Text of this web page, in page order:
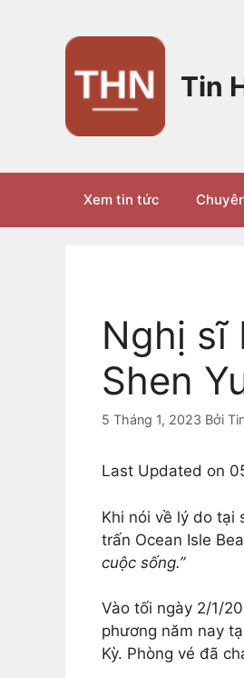
Tin
Xem tin tức
Nghị sĩ
Shen
5 Tháng 1, 2023 Bởi
Last Updated on
Khi nói về lý do tại
trấn Ocean Isle
cuộc sống.”
Vào tối ngày 2/1/
phương năm nay
Kỳ. Phòng vé đã